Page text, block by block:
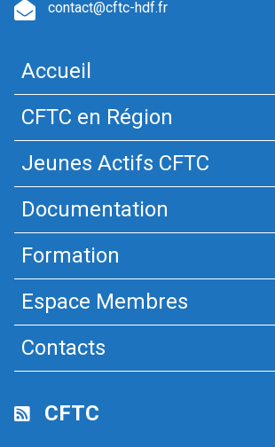
contact@cftc-hdf.fr
Accueil
CFTC en Région
Jeunes Actifs CFTC
Documentation
Formation
Espace Membres
Contacts
CFTC